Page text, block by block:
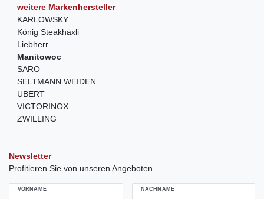
weitere Markenhersteller
KARLOWSKY
König Steakhäxli
Liebherr
Manitowoc
SARO
SELTMANN WEIDEN
UBERT
VICTORINOX
ZWILLING
Newsletter
Profitieren Sie von unseren Angeboten
VORNAME NACHNAME